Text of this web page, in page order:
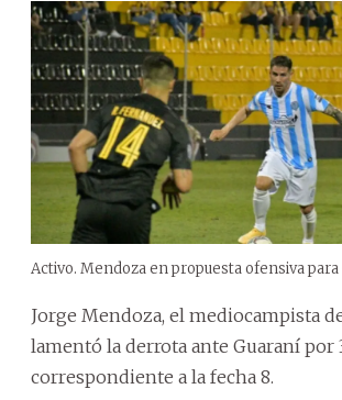
Activo. Mendoza en propuesta ofensiva para
Jorge Mendoza, el mediocampista
lamentó la derrota ante Guaraní por
correspondiente a la fecha 8.